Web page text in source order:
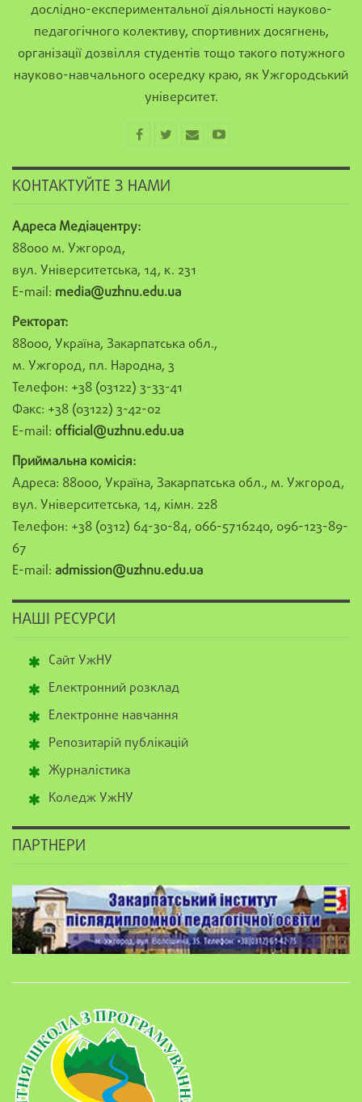
дослідно-експериментальної діяльності науково-
педагогічного колективу, спортивних досягнень,
організації дозвілля студентів тощо такого потужного
науково-навчального осередку краю, як Ужгородський
університет.
КОНТАКТУЙТЕ З НАМИ
Адреса Медіацентру:
88000 м. Ужгород,
вул. Університетська, 14, к. 231
E-mail: media@uzhnu.edu.ua
Ректорат:
88000, Україна, Закарпатська обл.,
м. Ужгород, пл. Народна, 3
Телефон: +38 (03122) 3-33-41
Факс: +38 (03122) 3-42-02
E-mail: official@uzhnu.edu.ua
Приймальна комісія:
Адреса: 88000, Україна, Закарпатська обл., м. Ужгород,
вул. Університетська, 14, кімн. 228
Телефон: +38 (0312) 64-30-84, 066-5716240, 096-123-89-
67
E-mail: admission@uzhnu.edu.ua
НАШІ РЕСУРСИ
Сайт УжНУ
Електронний розклад
Електронне навчання
Репозитарій публікацій
Журналістика
Коледж УжНУ
ПАРТНЕРИ